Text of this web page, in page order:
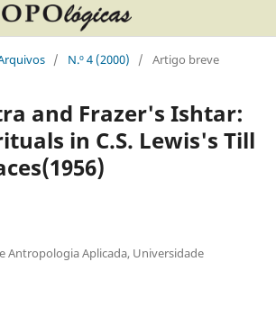
/ N.º 4 (2000) / Artigo breve
and Frazer's Ishtar:
in C.S. Lewis's Till
Antropologia Aplicada, Universidade